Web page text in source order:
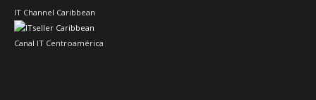
IT Channel Caribbean
Canal IT Centroamérica